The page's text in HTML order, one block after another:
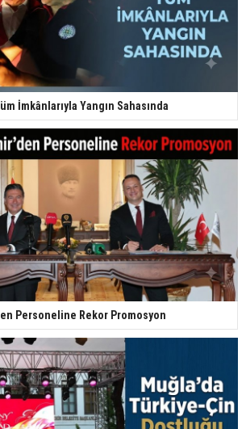
İmkânlarıyla Yangın Sahasında
Personeline Rekor Promosyon